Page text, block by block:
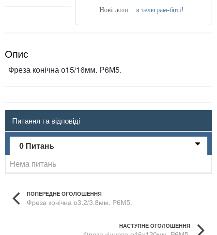
Нові лоти
в телеграм-боті!
Опис
Фреза конічна о15/16мм. Р6М5.
Питання та відповіді
0 Питань
Нема питань
ПОПЕРЕДНЕ ОГОЛОШЕННЯ
Фреза конічна о3.2/3.8мм. Р6М5.
НАСТУПНЕ ОГОЛОШЕННЯ